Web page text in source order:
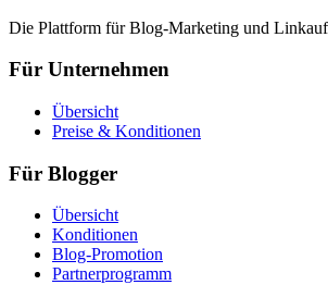
Die Plattform für Blog-Marketing und
Für Unternehmen
Übersicht
Preise & Konditionen
Für Blogger
Übersicht
Konditionen
Blog-Promotion
Partnerprogramm